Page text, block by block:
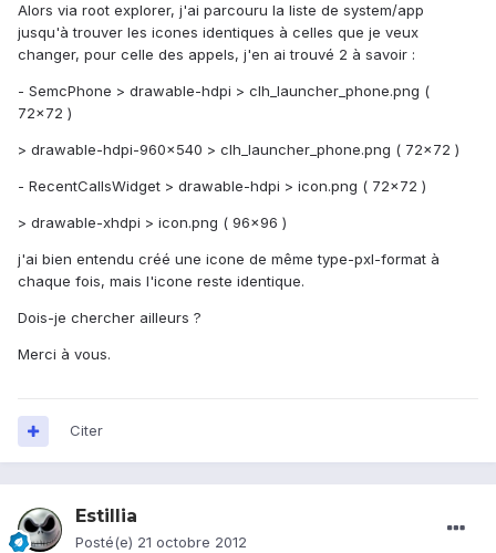
Alors via root explorer, j'ai parcouru la liste de system/app
jusqu'à trouver les icones identiques à celles que je veux
changer, pour celle des appels, j'en ai trouvé 2 à savoir :
- SemcPhone > drawable-hdpi > clh_launcher_phone.png (
72x72 )
> drawable-hdpi-960x540 > clh_launcher_phone.png ( 72x72 )
- RecentCallsWidget > drawable-hdpi > icon.png ( 72x72 )
> drawable-xhdpi > icon.png ( 96x96 )
j'ai bien entendu créé une icone de même type-pxl-format à
chaque fois, mais l'icone reste identique.
Dois-je chercher ailleurs ?
Merci à vous.
Citer
Estillia
Posté(e) 21 octobre 2012